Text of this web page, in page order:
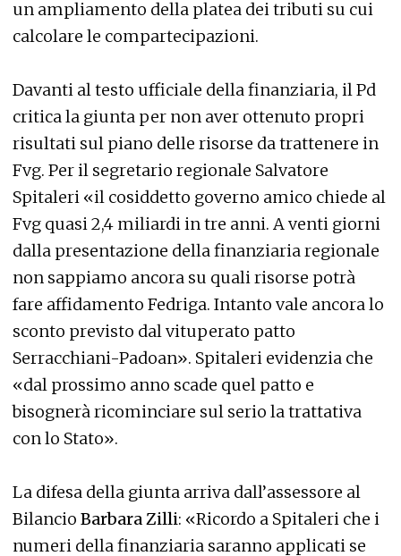
un ampliamento della platea dei tributi su cui
calcolare le compartecipazioni.
Davanti al testo ufficiale della finanziaria, il Pd
critica la giunta per non aver ottenuto propri
risultati sul piano delle risorse da trattenere in
Fvg. Per il segretario regionale Salvatore
Spitaleri «il cosiddetto governo amico chiede al
Fvg quasi 2,4 miliardi in tre anni. A venti giorni
dalla presentazione della finanziaria regionale
non sappiamo ancora su quali risorse potrà
fare affidamento Fedriga. Intanto vale ancora lo
sconto previsto dal vituperato patto
Serracchiani-Padoan». Spitaleri evidenzia che
«dal prossimo anno scade quel patto e
bisognerà ricominciare sul serio la trattativa
con lo Stato».
La difesa della giunta arriva dall’assessore al
Bilancio Barbara Zilli: «Ricordo a Spitaleri che i
numeri della finanziaria saranno applicati se